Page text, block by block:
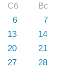
Сб
Вс
6
7
13
14
20
21
27
28